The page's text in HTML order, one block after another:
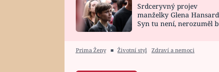
HOROSKOP NA
CELEBRITY
VAŘENÍ
Srdceryvný projev
manželky Glena
Syn tu není, nerozuměl
Prima Ženy ■ Životní styl Zdraví a nemoci